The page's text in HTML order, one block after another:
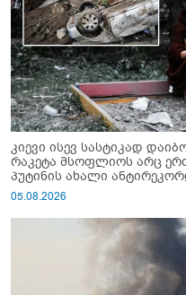
კიევი ისევ სასტიკად
რაკეტა მსოფლიოს არც
პუტინის ახალი
05.08.2026